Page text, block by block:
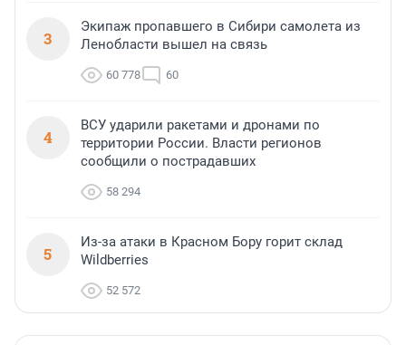
3
Экипаж пропавшего в Сибири самолета из
Ленобласти вышел на связь
60 778 60
4
ВСУ ударили ракетами и дронами по
территории России. Власти регионов
сообщили о пострадавших
58 294
5
Из-за атаки в Красном Бору горит склад
Wildberries
52 572